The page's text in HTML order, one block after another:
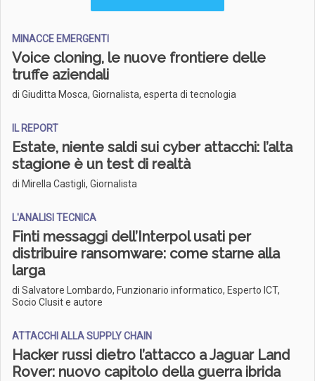
MINACCE EMERGENTI
Voice cloning, le nuove frontiere delle
truffe aziendali
di Giuditta Mosca, Giornalista, esperta di tecnologia
IL REPORT
Estate, niente saldi sui cyber attacchi: l’alta
stagione è un test di realtà
di Mirella Castigli, Giornalista
L'ANALISI TECNICA
Finti messaggi dell’Interpol usati per
distribuire ransomware: come starne alla
larga
di Salvatore Lombardo, Funzionario informatico, Esperto ICT,
Socio Clusit e autore
ATTACCHI ALLA SUPPLY CHAIN
Hacker russi dietro l’attacco a Jaguar Land
Rover: nuovo capitolo della guerra ibrida